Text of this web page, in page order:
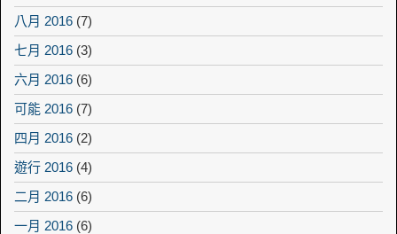
八月 2016 (7)
七月 2016 (3)
六月 2016 (6)
可能 2016 (7)
四月 2016 (2)
遊行 2016 (4)
二月 2016 (6)
一月 2016 (6)